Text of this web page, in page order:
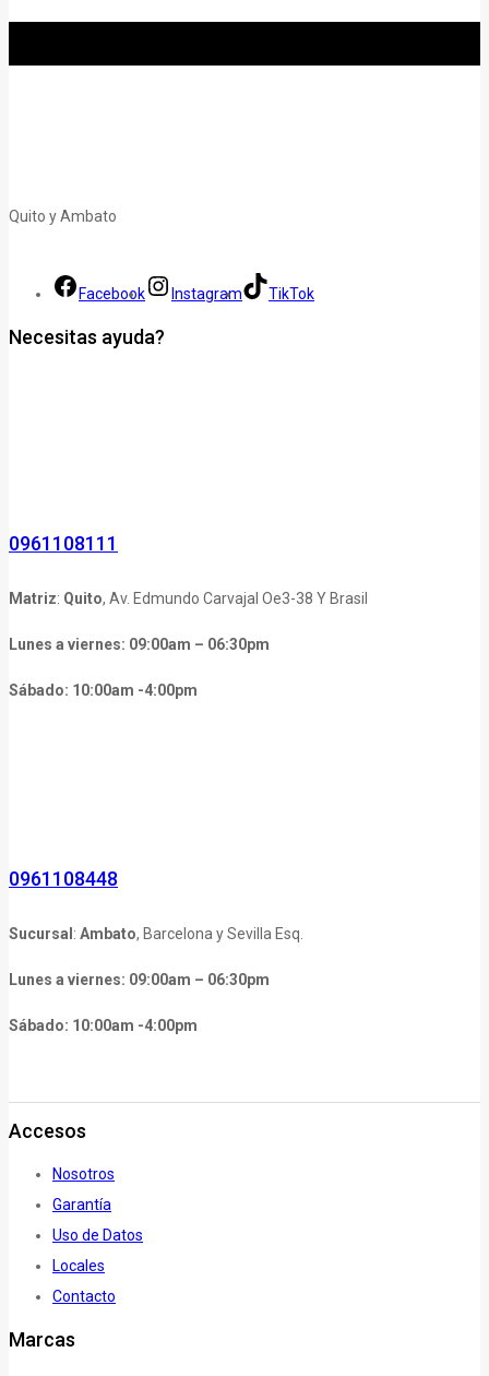
Quito y Ambato
Facebook Instagram TikTok
Necesitas ayuda?
0961108111
Matriz: Quito, Av. Edmundo Carvajal Oe3-38 Y Brasil
Lunes a viernes: 09:00am – 06:30pm
Sábado: 10:00am -4:00pm
0961108448
Sucursal : Ambato, Barcelona y Sevilla Esq.
Lunes a viernes: 09:00am – 06:30pm
Sábado: 10:00am -4:00pm
Accesos
Nosotros
Garantía
Uso de Datos
Locales
Contacto
Marcas